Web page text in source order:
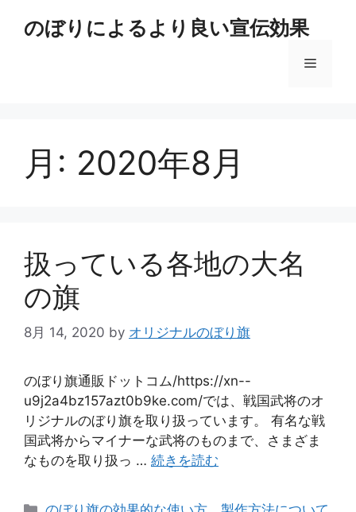
のぼりによるより良い宣伝効果
メ
月: 2020年8月
扱っている各地の大名
の旗
8月 14, 2020 by オリジナルのぼり旗
のぼり旗通販ドットコム/https://xn--
u9j2a4bz157azt0b9ke.com/では、戦国武将のオ
リジナルのぼり旗を取り扱っています。 有名な戦
国武将からマイナーな武将のものまで、さまざま
なものを取り扱っ … 続きを読む
カ